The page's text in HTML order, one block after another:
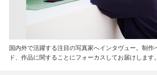
国内外で活躍する注目の写真家へインタヴュー。制作
ド、作品に関することにフォーカスしてお届けします。